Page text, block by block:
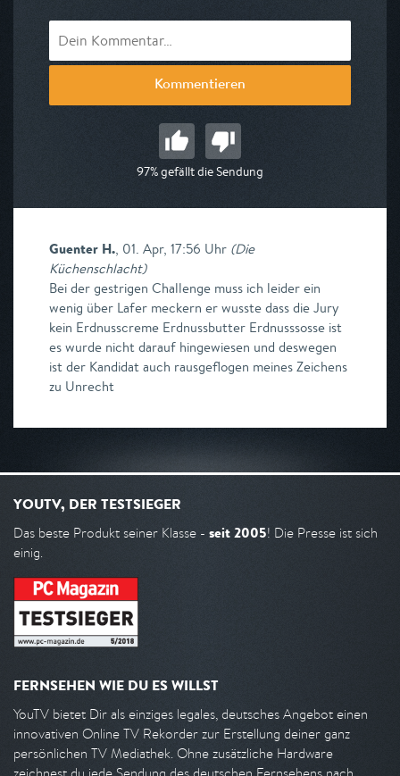
Kommentieren
97% gefällt die Sendung
Guenter H., 01. Apr, 17:56 Uhr (Die
Küchenschlacht)
Bei der gestrigen Challenge muss ich leider ein
wenig über Lafer meckern er wusste dass die Jury
kein Erdnusscreme Erdnussbutter Erdnusssosse ist
es wurde nicht darauf hingewiesen und deswegen
ist der Kandidat auch rausgeflogen meines Zeichens
zu Unrecht
YOUTV, DER TESTSIEGER
Das beste Produkt seiner Klasse - seit 2005! Die Presse ist sich
einig.
FERNSEHEN WIE DU ES WILLST
YouTV bietet Dir als einziges legales, deutsches Angebot einen
innovativen Online TV Rekorder zur Erstellung deiner ganz
persönlichen TV Mediathek. Ohne zusätzliche Hardware